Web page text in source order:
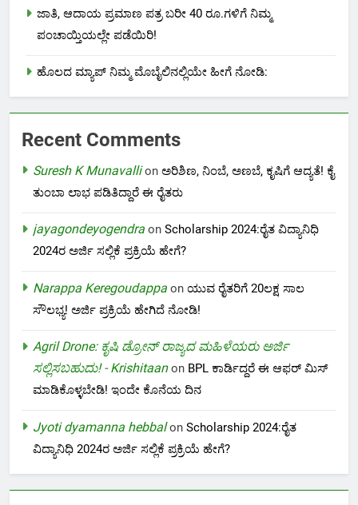
ಜಾತಿ, ಆದಾಯ ಪ್ರಮಾಣ ಪತ್ರ ಬರೀ 40 ರೂ.ಗಳಿಗೆ ನಿಮ್ಮ
ಪಂಚಾಯ್ತಿಯಲ್ಲೇ ಪಡೆಯಿರಿ!
ಹೊಲದ ಮ್ಯಾಪ್ ನಿಮ್ಮ ಮೊಬೈಲಿನಲ್ಲಿಯೇ ಹೀಗೆ ನೋಡಿ:
Recent Comments
Suresh K Munavallion ಅರಿಶಿಣ, ನಿಂಬೆ, ಅಣಬೆ, ಕೃಷಿಗೆ ಆದ್ಯತೆ! ಕೈ
ತುಂಬಾ ಲಾಭ ಪಡಿತಿದ್ದಾರೆ ಈ ರೈತರು
jayagondeyogendra on Scholarship 2024:ರೈತ ವಿದ್ಯಾನಿಧಿ
2024ರ ಅರ್ಜಿ ಸಲ್ಲಿಕೆ ಪ್ರಕ್ರಿಯೆ ಹೇಗೆ?
Narappa Keregoudappa on ಯುವ ರೈತರಿಗೆ 20ಲಕ್ಷ ಸಾಲ
ಸೌಲಭ್ಯ! ಅರ್ಜಿ ಪ್ರಕ್ರಿಯೆ ಹೇಗಿದೆ ನೋಡಿ!
Agril Drone: ಕೃಷಿ ಡ್ರೋನ್ ರಾಜ್ಯದ ಮಹಿಳೆಯರು ಅರ್ಜಿ
ಸಲ್ಲಿಸಬಹುದು! - Krishitaanon BPL ಕಾರ್ಡಿದ್ದರೆ ಈ ಆಫರ್ ಮಿಸ್
ಮಾಡಿಕೊಳ್ಳಬೇಡಿ! ಇಂದೇ ಕೊನೆಯ ದಿನ
Jyoti dyamanna hebbalon Scholarship 2024:ರೈತ
ವಿದ್ಯಾನಿಧಿ 2024ರ ಅರ್ಜಿ ಸಲ್ಲಿಕೆ ಪ್ರಕ್ರಿಯೆ ಹೇಗೆ?